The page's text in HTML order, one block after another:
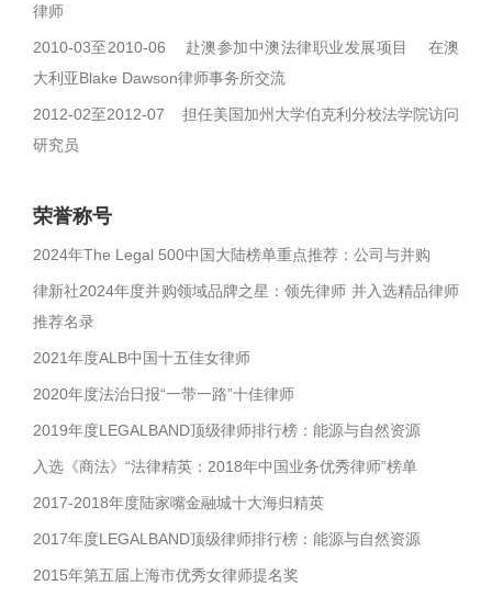
律师
2010-03至2010-06 赴澳参加中澳法律职业发展项目 在澳
大利亚Blake Dawson律师事务所交流
2012-02至2012-07 担任美国加州大学伯克利分校法学院访问
研究员
荣誉称号
2024年The Legal 500中国大陆榜单重点推荐：公司与并购
律新社2024年度并购领域品牌之星：领先律师 并入选精品律师
推荐名录
2021年度ALB中国十五佳女律师
2020年度法治日报“一带一路”十佳律师
2019年度LEGALBAND顶级律师排行榜：能源与自然资源
入选《商法》“法律精英：2018年中国业务优秀律师”榜单
2017-2018年度陆家嘴金融城十大海归精英
2017年度LEGALBAND顶级律师排行榜：能源与自然资源
2015年第五届上海市优秀女律师提名奖